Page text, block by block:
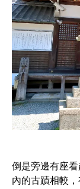
倒是旁邊有座
內的古蹟相較，